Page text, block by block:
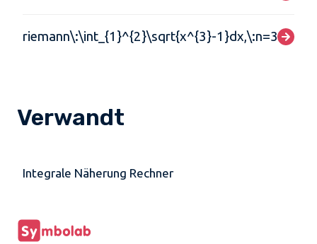
riemann\:\int_{1}^{2}\sqrt{x^{3}-1}dx,\:n=3
Verwandt
Integrale Näherung Rechner